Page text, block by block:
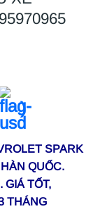
)
SPARK
QUỐC.
GIÁ TỐT,
THÁNG